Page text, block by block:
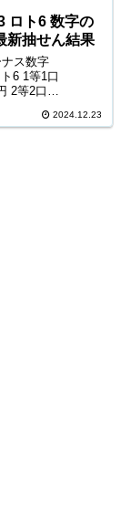
ロト6 数字の
新抽せん結果
ス数字
6 1等1口
2等2口
11,200円 5等2024.12.23